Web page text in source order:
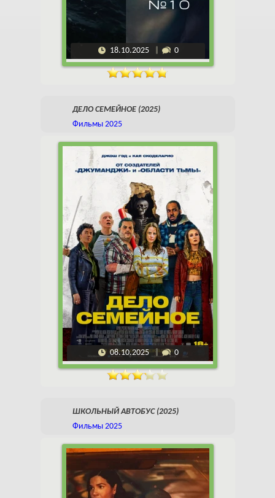
18.10.2025 0
ДЕЛО СЕМЕЙНОЕ (2025)
Фильмы 2025
08.10.2025 0
ШКОЛЬНЫЙ АВТОБУС (2025)
Фильмы 2025